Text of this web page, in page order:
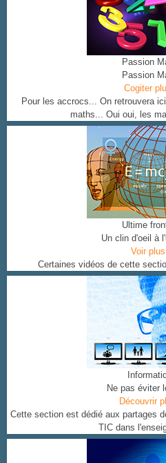
Passion
Passion
Cogiter
Pour les accrocs... On retrouvera
maths... Oui oui, les
Ultime
Un clin d'oeil à
Voir
Certaines vidéos de cette
Ne pas éviter
Découvrir
Cette section est dédié aux partages
TIC dans